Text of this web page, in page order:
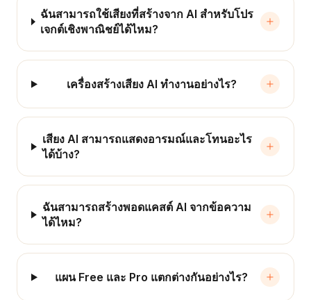
ฉันสามารถใช้เสียงที่สร้างจาก AI สำหรับโปร
เจกต์เชิงพาณิชย์ได้ไหม?
เครื่องสร้างเสียง AI ทำงานอย่างไร?
เสียง AI สามารถแสดงอารมณ์และโทนอะไร
ได้บ้าง?
ฉันสามารถสร้างพอดแคสต์ AI จากข้อความ
ได้ไหม?
แผน Free และ Pro แตกต่างกันอย่างไร?